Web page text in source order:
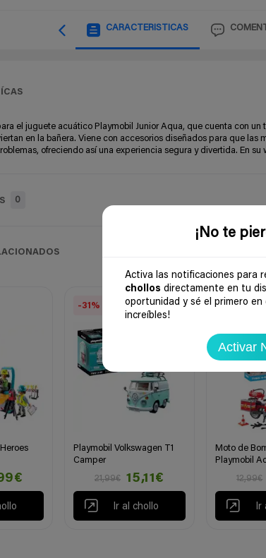
¡No te
Activa las notificaciones para
chollos directamente en tu
oportunidad y sé el primero
increíbles!
Activar
CARACTERISTICAS
el juguete acuático Playmobil Junior Aqua, que cuenta con
en la bañera. Viene con accesorios diseñados para que las
ofreciendo así una experiencia segura y divertida. En
0
-31%
Playmobil Volkswagen T1
Camper
21,99€
15,11€
Ir al chollo
-27%
Moto de
Playmobil
12,99€
Ir